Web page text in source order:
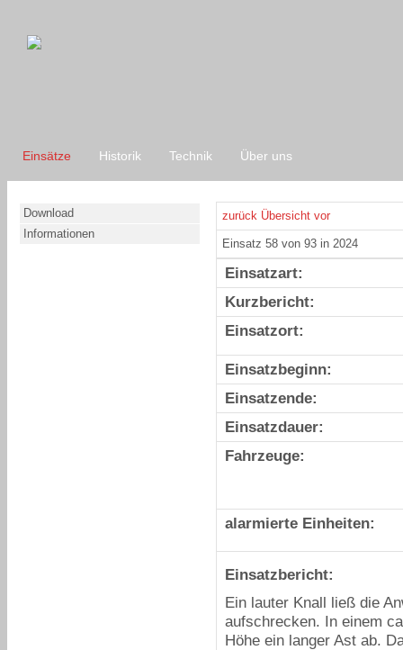
Einsätze Historik Technik Über uns
Download
Informationen
zurück Übersicht vor
Einsatz 58 von 93 in 2024
Einsatzart:
Kurzbericht:
Einsatzort:
Einsatzbeginn:
Einsatzende:
Einsatzdauer:
Fahrzeuge:
alarmierte Einheiten:
Einsatzbericht:
Ein lauter Knall ließ die
aufschrecken. In einem
Höhe ein langer Ast ab.